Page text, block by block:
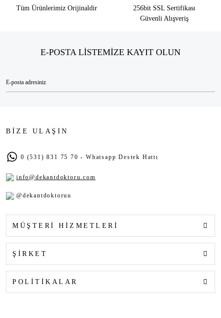
Tüm Ürünlerimiz Orijinaldir
256bit SSL Sertifikası
Güvenli Alışveriş
E-POSTA LİSTEMİZE KAYIT OLUN
BİZE ULAŞIN
0 (531) 831 75 70 - Whatsapp Destek Hattı
info@dekantdoktoru.com
@dekantdoktoruu
MÜŞTERİ HİZMETLERİ
ŞİRKET
POLİTİKALAR